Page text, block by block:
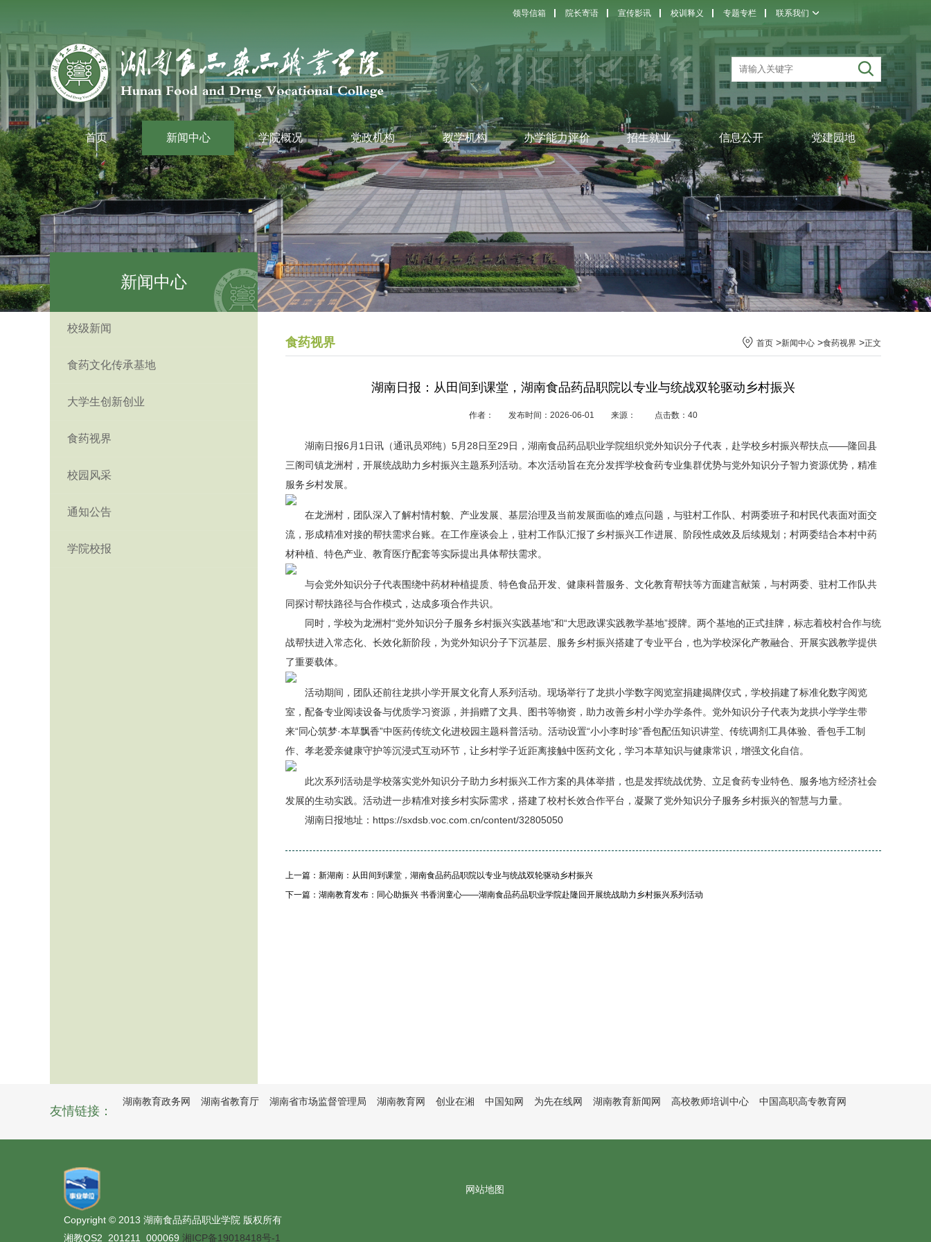
领导信箱 院长寄语 宣传影讯 校训释义 专题专栏 联系我们
首页 新闻中心 学院概况 党政机构 教学机构 办学能力评价 招生就业 信息公开 党建园地
新闻中心
校级新闻
食药文化传承基地
大学生创新创业
食药视界
校园风采
通知公告
学院校报
食药视界 首页 >新闻中心 >食药视界 >正文
湖南日报：从田间到课堂，湖南食品药品职院以专业与统战双轮驱动乡村振兴
作者： 发布时间：2026-06-01 来源： 点击数： 40
湖南日报6月1日讯（通讯员邓纯）5月28日至29日，湖南食品药品职业学院组织党外知识分子代表，赴学校乡村振兴帮扶点——隆回县
三阁司镇龙洲村，开展统战助力乡村振兴主题系列活动。本次活动旨在充分发挥学校食药专业集群优势与党外知识分子智力资源优势，精准
服务乡村发展。
在龙洲村，团队深入了解村情村貌、产业发展、基层治理及当前发展面临的难点问题，与驻村工作队、村两委班子和村民代表面对面交
流，形成精准对接的帮扶需求台账。在工作座谈会上，驻村工作队汇报了乡村振兴工作进展、阶段性成效及后续规划；村两委结合本村中药
材种植、特色产业、教育医疗配套等实际提出具体帮扶需求。
与会党外知识分子代表围绕中药材种植提质、特色食品开发、健康科普服务、文化教育帮扶等方面建言献策，与村两委、驻村工作队共
同探讨帮扶路径与合作模式，达成多项合作共识。
同时，学校为龙洲村“党外知识分子服务乡村振兴实践基地”和“大思政课实践教学基地”授牌。两个基地的正式挂牌，标志着校村合作与统
战帮扶进入常态化、长效化新阶段，为党外知识分子下沉基层、服务乡村振兴搭建了专业平台，也为学校深化产教融合、开展实践教学提供
了重要载体。
活动期间，团队还前往龙拱小学开展文化育人系列活动。现场举行了龙拱小学数字阅览室捐建揭牌仪式，学校捐建了标准化数字阅览
室，配备专业阅读设备与优质学习资源，并捐赠了文具、图书等物资，助力改善乡村小学办学条件。党外知识分子代表为龙拱小学学生带
来“同心筑梦·本草飘香”中医药传统文化进校园主题科普活动。活动设置“小小李时珍”香包配伍知识讲堂、传统调剂工具体验、香包手工制
作、孝老爱亲健康守护等沉浸式互动环节，让乡村学子近距离接触中医药文化，学习本草知识与健康常识，增强文化自信。
此次系列活动是学校落实党外知识分子助力乡村振兴工作方案的具体举措，也是发挥统战优势、立足食药专业特色、服务地方经济社会
发展的生动实践。活动进一步精准对接乡村实际需求，搭建了校村长效合作平台，凝聚了党外知识分子服务乡村振兴的智慧与力量。
湖南日报地址：https://sxdsb.voc.com.cn/content/32805050
上一篇：新湖南：从田间到课堂，湖南食品药品职院以专业与统战双轮驱动乡村振兴
下一篇：湖南教育发布：同心助振兴 书香润童心——湖南食品药品职业学院赴隆回开展统战助力乡村振兴系列活动
友情链接：
湖南教育政务网 湖南省教育厅 湖南省市场监督管理局 湖南教育网 创业在湘 中国知网 为先在线网 湖南教育新闻网 高校教师培训中心 中国高职高专教育网
Copyright © 2013 湖南食品药品职业学院 版权所有
湘教QS2_201211_000069 湘ICP备19018418号-1
网站地图